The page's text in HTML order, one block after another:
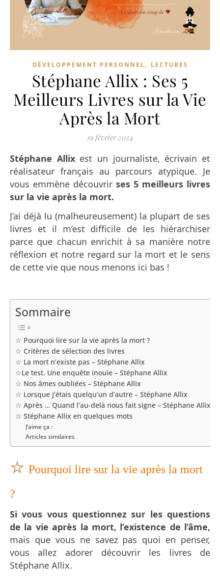
DÉVELOPPEMENT PERSONNEL, LECTURES
Stéphane Allix : Ses 5
Meilleurs Livres sur la Vie
Après la Mort
19 février 2024
Stéphane Allix est un journaliste, écrivain et
réalisateur français au parcours atypique. Je
vous emmène découvrir ses 5 meilleurs livres
sur la vie après la mort.
J’ai déjà lu (malheureusement) la plupart de ses
livres et il m’est difficile de les hiérarchiser
parce que chacun enrichit à sa manière notre
réflexion et notre regard sur la mort et le sens
de cette vie que nous menons ici bas !
Sommaire
☆ Pourquoi lire sur la vie après la mort ?
☆ Critères de sélection des livres
☆ La mort n’existe pas – Stéphane Allix
☆Le test. Une enquête inouïe – Stéphane Allix
☆ Nos âmes oubliées – Stéphane Allix
☆ Lorsque j’étais quelqu’un d’autre – Stéphane Allix
☆ Après … Quand l’au-delà nous fait signe – Stéphane Allix
☆ Stéphane Allix en quelques mots
J’aime ça :
Articles similaires
☆ Pourquoi lire sur la vie après la mort
?
Si vous vous questionnez sur les questions
de la vie après la mort, l’existence de l’âme,
mais que vous ne savez pas quoi en penser,
vous allez adorer découvrir les livres de
Stéphane Allix.